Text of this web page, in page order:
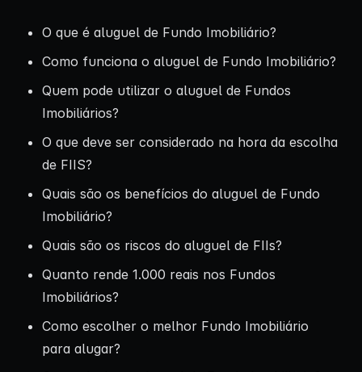
O que é aluguel de Fundo Imobiliário?
Como funciona o aluguel de Fundo Imobiliário?
Quem pode utilizar o aluguel de Fundos
Imobiliários?
O que deve ser considerado na hora da escolha
de FIIS?
Quais são os benefícios do aluguel de Fundo
Imobiliário?
Quais são os riscos do aluguel de FIIs?
Quanto rende 1.000 reais nos Fundos
Imobiliários?
Como escolher o melhor Fundo Imobiliário
para alugar?